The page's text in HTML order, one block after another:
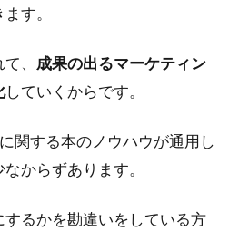
す。
、 成果の出るマーケティン
していくからです。
関する本のノウハウが通用し
からずあります。
るかを勘違いをしている方